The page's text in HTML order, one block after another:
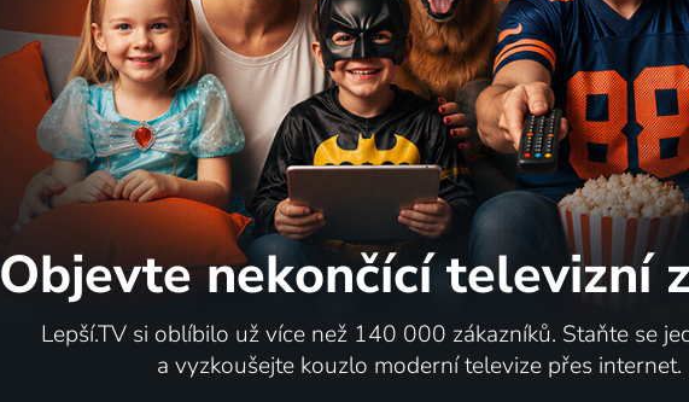
Objevte nekončící televizní
Lepší.TV si oblíbilo už více než 140 000 zákazníků. Staňte se
a vyzkoušejte kouzlo moderní televize přes internet.